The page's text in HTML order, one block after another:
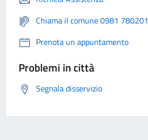
Chiama il comune 0981 780201
Prenota un appuntamento
Problemi in città
Segnala disservizio